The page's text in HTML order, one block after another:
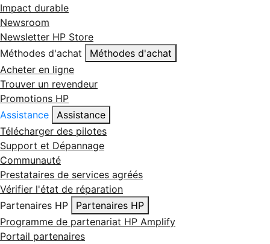
Impact durable
Newsroom
Newsletter HP Store
Méthodes d'achat
Méthodes d'achat
Acheter en ligne
Trouver un revendeur
Promotions HP
Assistance
Assistance
Télécharger des pilotes
Support et Dépannage
Communauté
Prestataires de services agréés
Vérifier l'état de réparation
Partenaires HP
Partenaires HP
Programme de partenariat HP Amplify
Portail partenaires